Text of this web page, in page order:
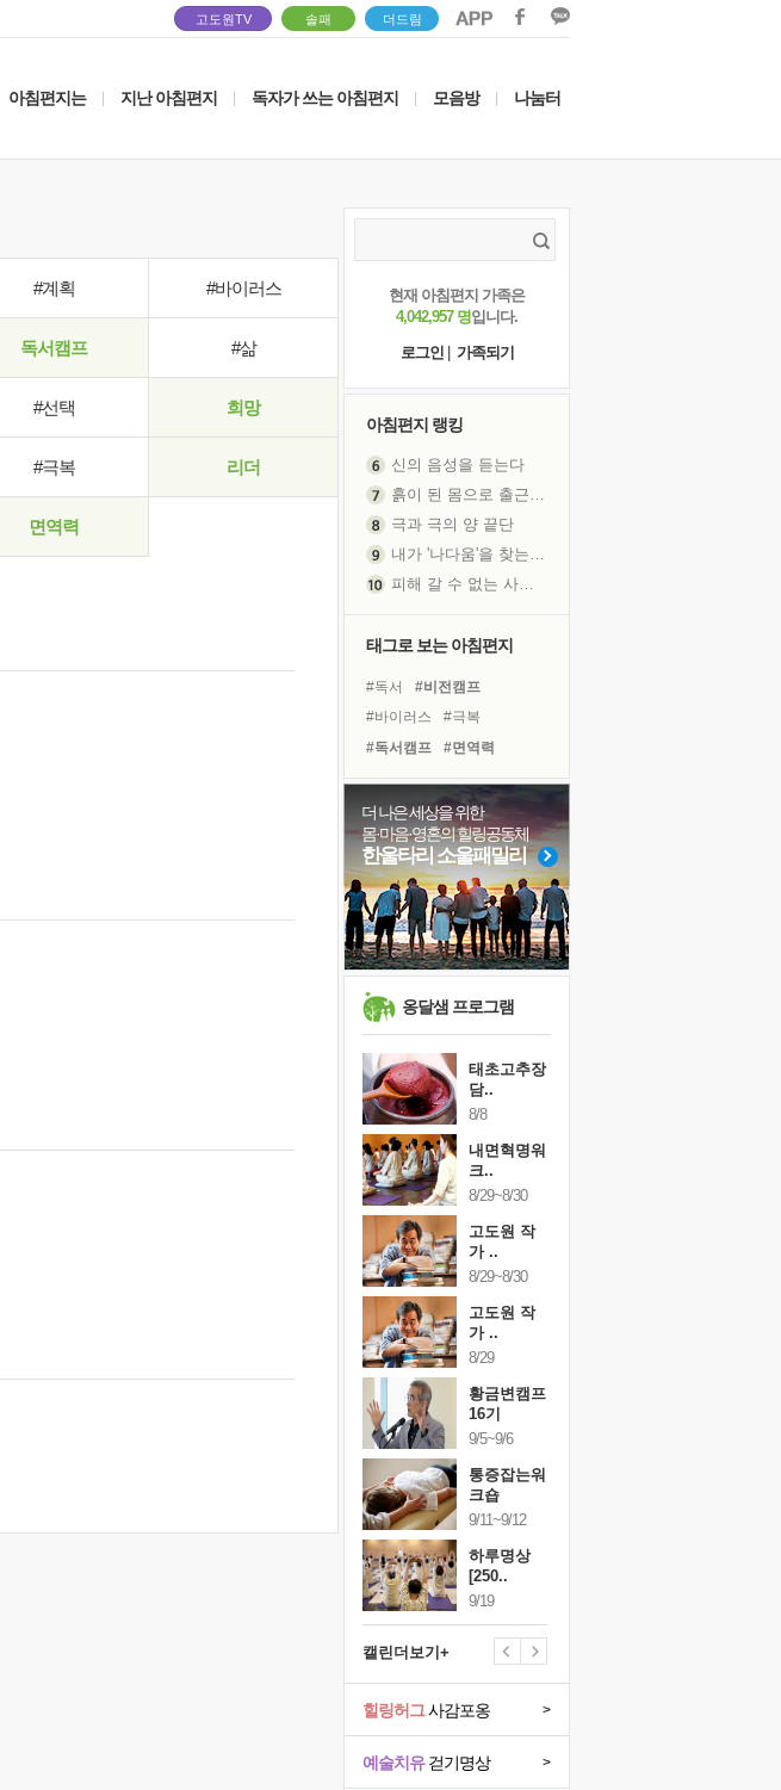
고도원TV 솔패 더드림
아침편지는 지난 아침편지 독자가 쓰는 아침편지 모음방 나눔터
#계획 #바이러스
독서캠프 #삶
#선택 희망
#극복 리더
면역력
현재 아침편지 가족은
4,042,957 명입니다.
로그인
가족되기
아침편지 랭킹
신의 음성을 듣는다
극과 극의 양 끝단
피해 갈 수 없는 사건들
처음 손을 잡았던 날
'말 타는 법'을 먼저
마음이 멈춰 버린 곳
유년 시절의 부산 영도 바다
못된 꼰대들
희망이란
'모른다'는 것
귀를 열고 마음을 내어주고
영적 성장의 여정
장 건강이 중요한 이유
신의 음성을 듣는다
태그로 보는 아침편지
#독서
#비전캠프
#바이러스
#극복
#독서캠프
#면역력
#나눔
#힐링
#도움
#아이들
#링컨학교
#경험
#건강
#희망
#리더
#선택
#위기
#다짐
#삶 #친구 #사람
더 나은 세상을 위한
몸·마음·영혼의 힐링공동체
한울타리 소울패밀리
옹달샘 프로그램
건강명상법
태초고추장
담..
8/8
내면혁명워
크..
8/29~8/30
고도원 작
가 ..
8/29~8/30
고도원 작
가 ..
8/29
황금변캠프
16기
9/5~9/6
통증잡는워
크숍
9/11~9/12
하루명상
[250..
9/19
캘린더보기+
예술치유걷기명상 >
힐링허그사감포옹 >